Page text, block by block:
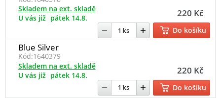
220 Kč
Skladem na ext. skladě
U vás již pátek 14.8.
Do košíku
Blue Silver
Kód:1640379
220 Kč
Skladem na ext. skladě
U vás již pátek 14.8.
Do košíku